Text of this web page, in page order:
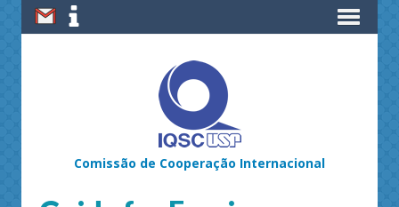
Comissão de Cooperação Internacional